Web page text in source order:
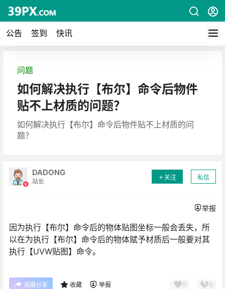
公告 签到 快讯
问题
如何解决执行【布尔】命令后物件
贴不上材质的问题？
如何解决执行【布尔】命令后物件贴不上材质的问
题？
DADONG
站长
关注 私信
举报
因为执行【布尔】命令后的物体贴图坐标一般会丢失，所
以在为执行【布尔】命令后的物体赋予材质后一般要对其
执行【UVW贴图】命令。
海报分享 收藏 举报 0 0